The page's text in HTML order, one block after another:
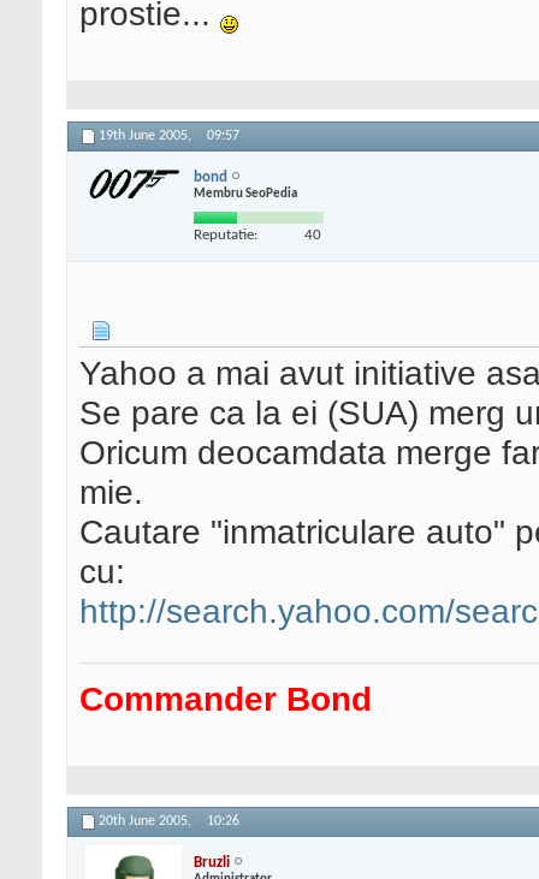
prostie...
19th June 2005, 09:57
bond
Membru SeoPedia
Reputatie: 40
Yahoo a mai avut initiative
Se pare ca la ei (SUA) merg
Oricum deocamdata merge
mie.
Cautare "inmatriculare auto"
cu:
http://search.yahoo.com/
Commander Bond
20th June 2005, 10:26
Bruzli